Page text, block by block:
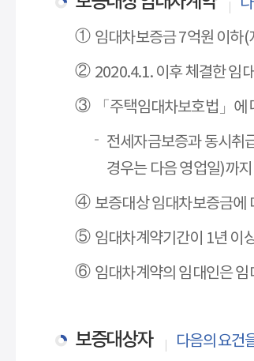
임대차보증금 7억원 이하
2020.4.1. 이후 체결한 임
「주택임대차보호법」
전세자금보증과 동시취
경우는 다음 영업일)까
보증대상 임대차보증금에
임대차계약기간이 1년 이
임대차계약의 임대인은
보증대상자
다음의 요건